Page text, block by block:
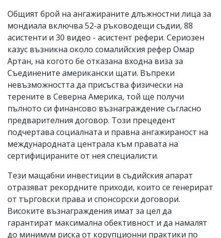
Общият брой на ангажираните длъжностни лица за
мондиала включва 52-а ръководещи съдии, 88
асистенти и 30 видео - асистент рефери. Сериозен
казус възникна около сомалийския рефер Омар
Артан, на когото бе отказана входна виза за
Съединените американски щати. Въпреки
невъзможността да присъства физически на
терените в Северна Америка, той ще получи
пълното си финансово възнаграждение съгласно
предварителния договор. Този прецедент
подчертава социалната и правна ангажираност на
международната централа към правата на
сертифицираните от нея специалисти.
Тези мащабни инвестиции в съдийския апарат
отразяват рекордните приходи, които се генерират
от търговски права и спонсорски договори.
Високите възнаграждения имат за цел да
гарантират максимална обективност и да намалят
до минимум риска от корупционни практики по